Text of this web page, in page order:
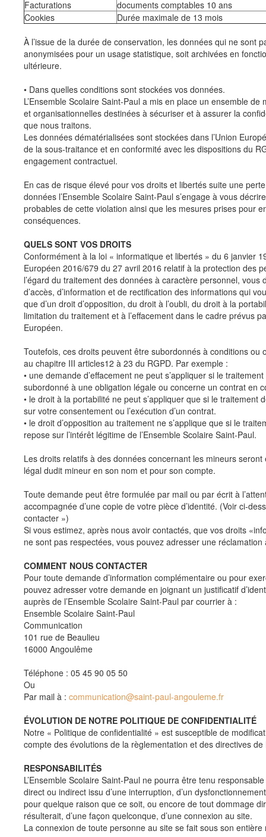
Facturations
documents comptables 10 ans
Cookies
Durée maximale de 13 mois
À l’issue de la durée de conservation, les données qui ne sont
anonymisées pour un usage statistique, soit archivées en
ultérieure.
• Dans quelles conditions sont stockées vos données.
L’Ensemble Scolaire Saint-Paul a mis en place un ensemble de
et organisationnelles destinées à sécuriser et à assurer la
que nous traitons.
Les données dématérialisées sont stockées dans l’Union
de la sous-traitance et en conformité avec les dispositions du
engagement contractuel.
En cas de risque élevé pour vos droits et libertés suite une
données l’Ensemble Scolaire Saint-Paul s’engage à vous
probables de cette violation ainsi que les mesures prises pour
conséquences.
QUELS SONT VOS DROITS
Conformément à la loi « informatique et libertés » du 6 janvier
Européen 2016/679 du 27 avril 2016 relatif à la protection des
l’égard du traitement des données à caractère personnel, vous
d’accès, d’information et de rectification des informations qui
que d’un droit d’opposition, du droit à l’oubli, du droit à la
limitation du traitement et à l’effacement dans le cadre prévus
Européen.
Toutefois, ces droits peuvent être subordonnés à conditions ou
au chapitre III articles12 à 23 du RGPD. Par exemple :
• une demande d’effacement ne peut s’appliquer si le
subordonné à une obligation légale ou concerne un contrat en
• le droit à la portabilité ne peut s’appliquer que si le traitement
sur votre consentement ou l’exécution d’un contrat.
• le droit d’opposition au traitement ne s’applique que si le
repose sur l’intérêt légitime de l’Ensemble Scolaire Saint-Paul.
Les droits relatifs à des données concernant les mineurs
légal dudit mineur en son nom et pour son compte.
Toute demande peut être formulée par mail ou par écrit à
accompagnée d’une copie de votre pièce d’identité. (Voir ci-
contacter »)
Si vous estimez, après nous avoir contactés, que vos droits
ne sont pas respectées, vous pouvez adresser une réclamation
COMMENT NOUS CONTACTER
Pour toute demande d’information complémentaire ou pour
pouvez adresser votre demande en joignant un justificatif
auprès de l’Ensemble Scolaire Saint-Paul par courrier à :
Ensemble Scolaire Saint-Paul
Communication
101 rue de Beaulieu
16000 Angoulême
Téléphone : 05 45 90 05 50
Ou
Par mail à : communication@saint-paul-angouleme.fr
ÉVOLUTION DE NOTRE POLITIQUE DE CONFIDENTIALITÉ
Notre « Politique de confidentialité » est susceptible de
compte des évolutions de la règlementation et des directives de
RESPONSABILITÉS
L’Ensemble Scolaire Saint-Paul ne pourra être tenu
direct ou indirect issu d’une interruption, d’un
pour quelque raison que ce soit, ou encore de tout dommage
résulterait, d’une façon quelconque, d’une connexion au site.
La connexion de toute personne au site se fait sous son entière